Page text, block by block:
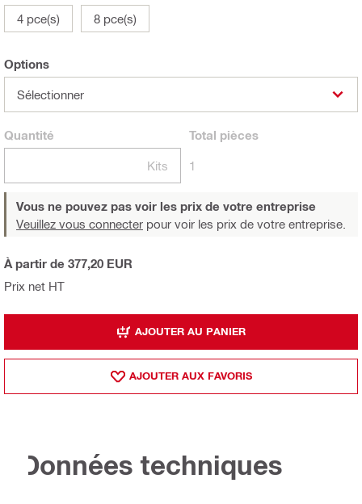
4 pce(s)
8 pce(s)
Options
Sélectionner
Quantité
Kits
Total pièces
1
Vous ne pouvez pas voir les prix de votre entreprise
Veuillez vous connecter pour voir les prix de votre entreprise.
Prix net HT
À partir de 377,20 EUR
AJOUTER AU PANIER
AJOUTER AUX FAVORIS
Données techniques